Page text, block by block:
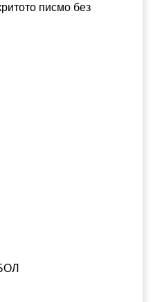
писмо без